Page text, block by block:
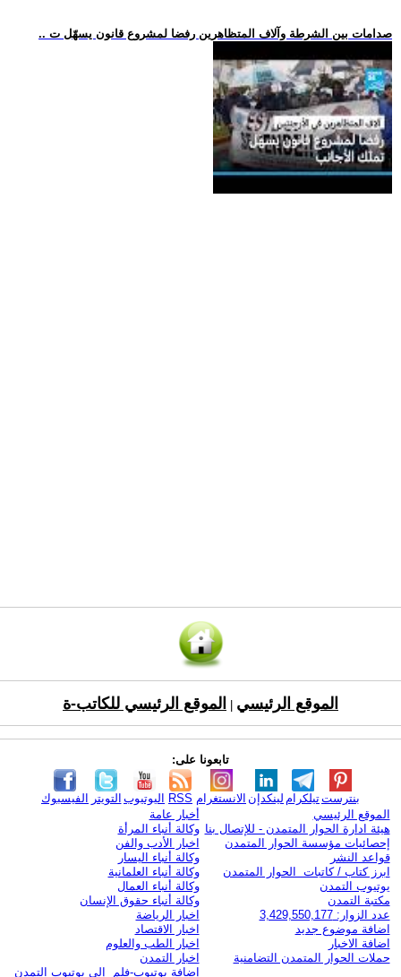
.. صدامات بين الشرطة وآلاف المتظاهرين رفضا لمشروع قانون يسهّل ت
الموقع الرئيسي الموقع الرئيسي للكاتب-ة
تابعونا على:
الفيسبوك التويتر اليوتيوب RSS الانستغرام لينكدإن تيلكرامبنترست
الموقع الرئيسي
هيئة ادارة الحوار المتمدن - للإتصال بنا
إحصائيات مؤسسة الحوار المتمدن
قواعد النشر
ابرز كتاب / كاتبات الحوار المتمدن
يوتيوب التمدن
مكتبة التمدن
عدد الزوار: 3,429,550,177
اضافة موضوع جديد
اضافة الاخبار
حملات الحوار المتمدن التضامنية
أخبار عامة
وكالة أنباء المرأة
اخبار الأدب والفن
وكالة أنباء اليسار
وكالة أنباء العلمانية
وكالة أنباء العمال
وكالة أنباء حقوق الإنسان
اخبار الرياضة
اخبار الاقتصاد
اخبار الطب والعلوم
اخبار التمدن
إضافة يوتيوب-فلم إلى يوتيوب التمدن